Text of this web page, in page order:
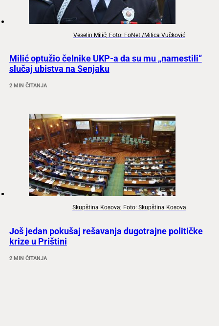
Veselin Milić; Foto: FoNet /Milica Vučković
Milić optužio čelnike UKP-a da su mu „namestili“
slučaj ubistva na Senjaku
2 MIN ČITANJA
Skupština Kosova; Foto: Skupština Kosova
Još jedan pokušaj rešavanja dugotrajne političke
krize u Prištini
2 MIN ČITANJA